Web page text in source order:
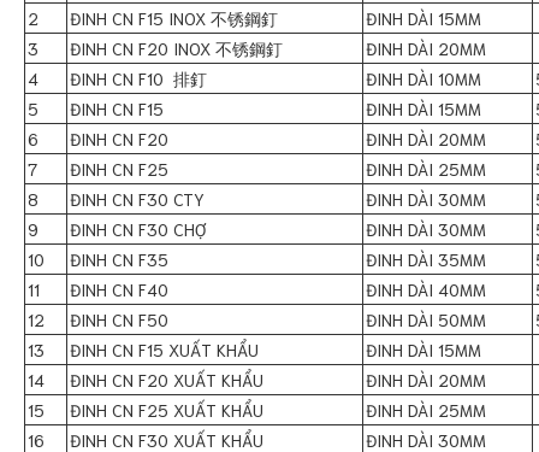
2
ĐINH CN F15 INOX 不锈鋼釘
ĐINH DÀI 15MM
3
ĐINH CN F20 INOX 不锈鋼釘
ĐINH DÀI 20MM
4
ĐINH CN F10 排釘 ĐINH DÀI 10MM
5
ĐINH CN F15 ĐINH DÀI 15MM
6
ĐINH CN F20 ĐINH DÀI 20MM
7
ĐINH CN F25 ĐINH DÀI 25MM
8
ĐINH CN F30 CTY ĐINH DÀI 30MM
9
ĐINH CN F30 CHỢ ĐINH DÀI 30MM
10
ĐINH CN F35 ĐINH DÀI 35MM
11
ĐINH CN F40 ĐINH DÀI 40MM
12
ĐINH CN F50 ĐINH DÀI 50MM
13
ĐINH CN F15 XUẤT KHẨU
ĐINH DÀI 15MM
14
ĐINH CN F20 XUẤT KHẨU
ĐINH DÀI 20MM
15
ĐINH CN F25 XUẤT KHẨU
ĐINH DÀI 25MM
16
ĐINH CN F30 XUẤT KHẨU
ĐINH DÀI 30MM